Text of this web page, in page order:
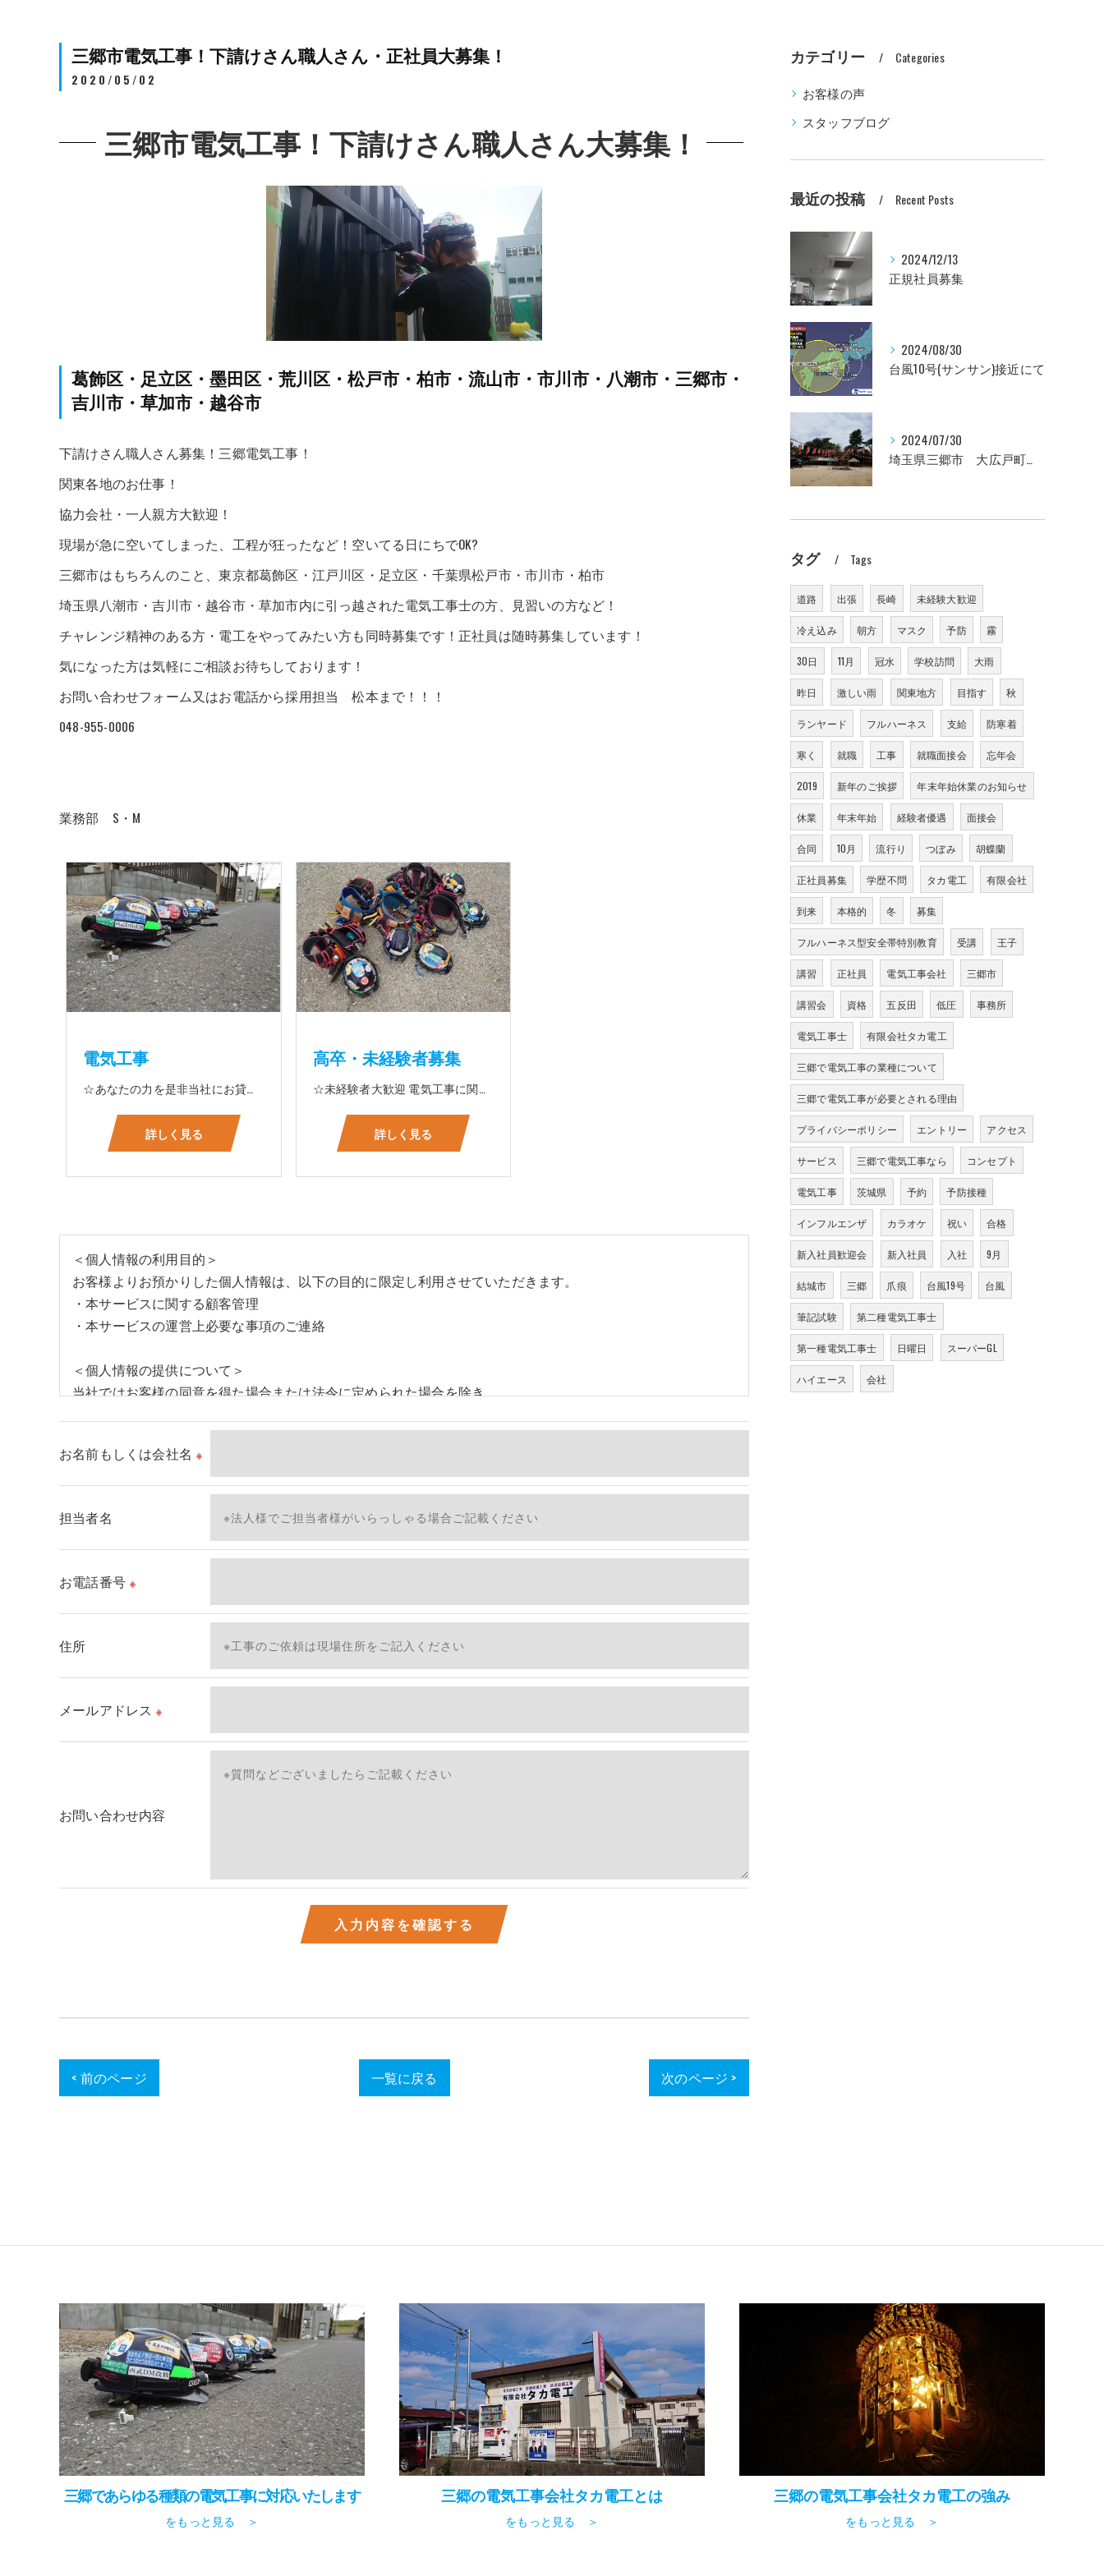
三郷市電気工事！下請けさん職人さん・正社員大募集！
2020/05/02
三郷市電気工事！下請けさん職人さん大募集！
葛飾区・足立区・墨田区・荒川区・松戸市・柏市・流山市・市川市・八潮市・三郷市・
吉川市・草加市・越谷市
下請けさん職人さん募集！三郷電気工事！
関東各地のお仕事！
協力会社・一人親方大歓迎！
現場が急に空いてしまった、工程が狂ったなど！空いてる日にちでOK?
三郷市はもちろんのこと、東京都葛飾区・江戸川区・足立区・千葉県松戸市・市川市・柏市
埼玉県八潮市・吉川市・越谷市・草加市内に引っ越された電気工事士の方、見習いの方など！
チャレンジ精神のある方・電工をやってみたい方も同時募集です！正社員は随時募集しています！
気になった方は気軽にご相談お待ちしております！
お問い合わせフォーム又はお電話から採用担当 松本まで！！！
048-955-0006
業務部 S・M
電気工事
☆あなたの力を是非当社にお貸して下さい 電気工事に関する事ならオールマイティに対応しております（室内配線・室外配線、スイッチコンセント取付け、照明器具取付け、配電盤取付け、エアコン取付け、LANケーブル配線、アンテナ取付けなど） 【工具支給致します】 また新品工具と新品作業服を完全支給を致します。 高品質の作業服と工具入社してくれた方には支給致します♪
詳しく見る
高卒・未経験者募集
☆未経験者大歓迎 電気工事に関する事ならオールマイティに対応可能‼幅広く技術を身に付けて頂けます（室内配線・室外配線、スイッチコンセント取付け、照明器具取付け、配電盤取付け、エアコン取付け、LANケーブル配線、アンテナ取付けなど） 先輩社員が一から指導を行うため未経験の方でも安心して働いていただけます♪ ☆資格支援制度あり 実績があるからこそ社内で教習と経験を積んでいただくことで資格を当社で発行できることができます。 【工具支給致します】 また新品工具と新品作業服を完全支給を致します。 高品質の作業服と工具入社してくれた方には支給致します♪
詳しく見る
＜個人情報の利用目的＞
お客様よりお預かりした個人情報は、以下の目的に限定し利用させていただきます。
・本サービスに関する顧客管理
・本サービスの運営上必要な事項のご連絡
＜個人情報の提供について＞
当社ではお客様の同意を得た場合または法令に定められた場合を除き、
＜個人情報の委託について＞
当社では、利用目的の達成に必要な範囲において、個人情報を外部に委託する場合があります。
＜個人情報の安全管理＞
＜個人情報を与えなかった場合に生じる結果＞
了承ください。
＜個人情報の開示･訂正・削除･利用停止の手続について＞
ご本人である事を確認のうえ、対応させて頂きます。
個人情報の開示･訂正･削除・利用停止の具体的手続きにつきましては、お電話でお問合せ下さい。v
お名前もしくは会社名 ※
担当者名
お電話番号 ※
住所
メールアドレス ※
お問い合わせ内容
< 前のページ 一覧に戻る 次のページ >
カテゴリー Categories
お客様の声
スタッフブログ
最近の投稿 Recent Posts
2024/12/13
正規社員募集
2024/08/30
台風10号(サンサン)接近にて
2024/07/30
埼玉県三郷市 大広戸町会納涼盆踊り大会のお知らせ 2024
タグ Tags
道路 出張 長崎 未経験大歓迎
冷え込み 朝方 マスク 予防 霧
30日 11月 冠水 学校訪問 大雨
昨日 激しい雨 関東地方 目指す 秋
ランヤード フルハーネス 支給 防寒着
寒く 就職 工事 就職面接会 忘年会
2019 新年のご挨拶 年末年始休業のお知らせ
休業 年末年始 経験者優遇 面接会
合同 10月 流行り つぼみ 胡蝶蘭
正社員募集 学歴不問 タカ電工 有限会社
到来 本格的 冬 募集
フルハーネス型安全帯特別教育 受講 王子
講習 正社員 電気工事会社 三郷市
講習会 資格 五反田 低圧 事務所
電気工事士 有限会社タカ電工
三郷で電気工事の業種について
三郷で電気工事が必要とされる理由
プライバシーポリシー エントリー アクセス
サービス 三郷で電気工事なら コンセプト
電気工事 茨城県 予約 予防接種
インフルエンザ カラオケ 祝い 合格
新入社員歓迎会 新入社員 入社 9月
結城市 三郷 爪痕 台風19号 台風
筆記試験 第二種電気工事士
第一種電気工事士 日曜日 スーパーGL
ハイエース 会社
三郷であらゆる種類の電気工事に対応いたします
をもっと見る ＞
三郷の電気工事会社タカ電工とは
をもっと見る ＞
三郷の電気工事会社タカ電工の強み
をもっと見る ＞